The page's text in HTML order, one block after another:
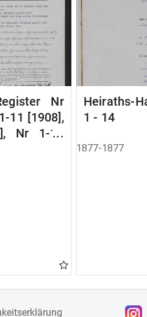
Nr
11 [1908],
Nr 1-12
Heiraths-
1 - 14
1877-1877